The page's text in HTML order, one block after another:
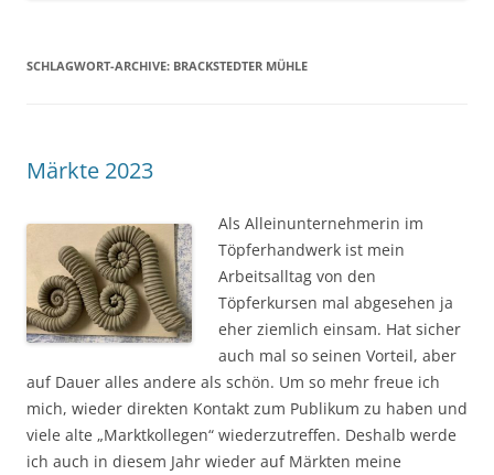
SCHLAGWORT-ARCHIVE: BRACKSTEDTER MÜHLE
Märkte 2023
Als Alleinunternehmerin im
Töpferhandwerk ist mein
Arbeitsalltag von den
Töpferkursen mal abgesehen ja
eher ziemlich einsam. Hat sicher
auch mal so seinen Vorteil, aber
auf Dauer alles andere als schön. Um so mehr freue ich
mich, wieder direkten Kontakt zum Publikum zu haben und
viele alte „Marktkollegen“ wiederzutreffen. Deshalb werde
ich auch in diesem Jahr wieder auf Märkten meine